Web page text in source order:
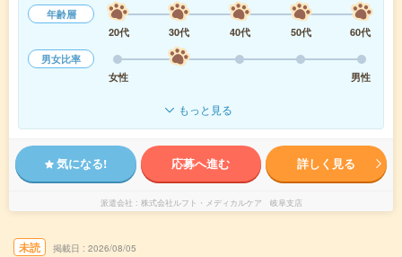
年齢層
20代
30代 40代 50代
60代
男女比率
女性
男性
もっと見る
気になる! 応募へ進む 詳しく見る
派遣会社 株式会社ルフト・メディカルケア 岐阜支店
未読 掲載日 2026/08/05